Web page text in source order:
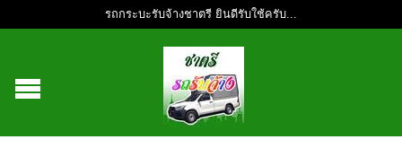
รถกระบะรับจ้างชาตรี ยินดีรับใช้ครับ...